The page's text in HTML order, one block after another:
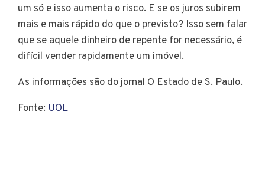
um só e isso aumenta o risco. E se os juros subirem
mais e mais rápido do que o previsto? Isso sem falar
que se aquele dinheiro de repente for necessário, é
difícil vender rapidamente um imóvel.
As informações são do jornal O Estado de S. Paulo.
Fonte: UOL